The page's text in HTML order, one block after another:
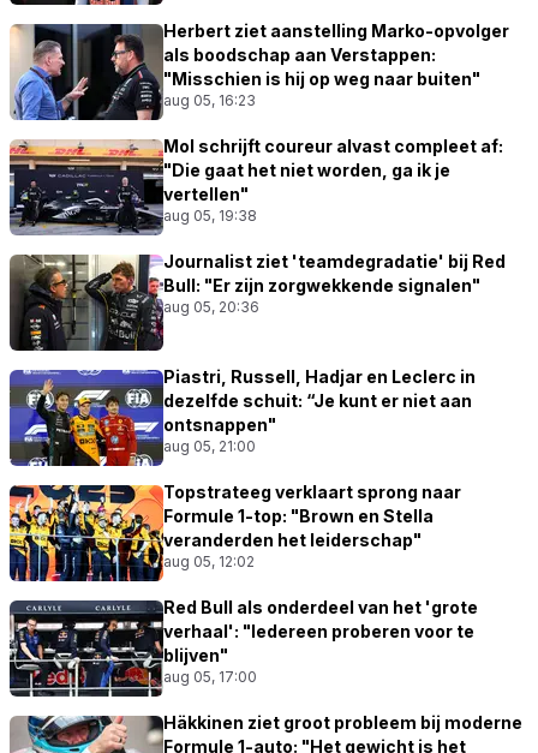
Herbert ziet aanstelling Marko-opvolger
als boodschap aan Verstappen:
"Misschien is hij op weg naar buiten"
aug 05, 16:23
Mol schrijft coureur alvast compleet af:
"Die gaat het niet worden, ga ik je
vertellen"
aug 05, 19:38
Journalist ziet 'teamdegradatie' bij Red
Bull: "Er zijn zorgwekkende signalen"
aug 05, 20:36
Piastri, Russell, Hadjar en Leclerc in
dezelfde schuit: “Je kunt er niet aan
ontsnappen"
aug 05, 21:00
Topstrateeg verklaart sprong naar
Formule 1-top: "Brown en Stella
veranderden het leiderschap"
aug 05, 12:02
Red Bull als onderdeel van het 'grote
verhaal': "Iedereen proberen voor te
blijven"
aug 05, 17:00
Häkkinen ziet groot probleem bij moderne
Formule 1-auto: "Het gewicht is het